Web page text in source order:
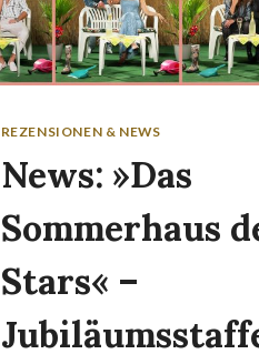
REZENSIONEN & NEWS
News: »Das
Sommerhaus
Stars« –